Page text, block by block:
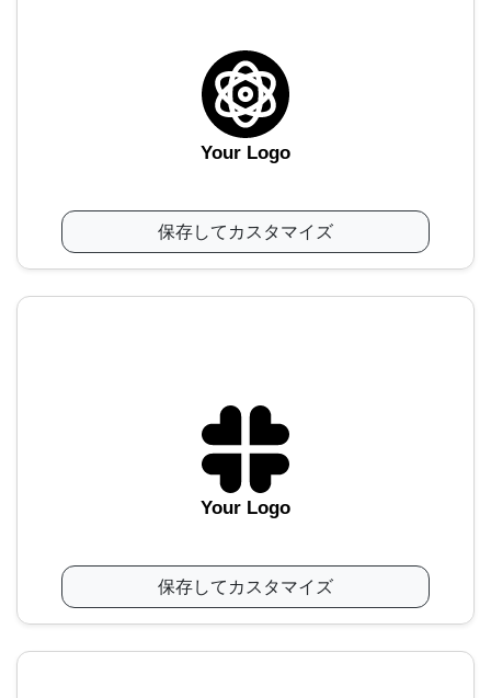
Your Logo
保存してカスタマイズ
Your Logo
保存してカスタマイズ